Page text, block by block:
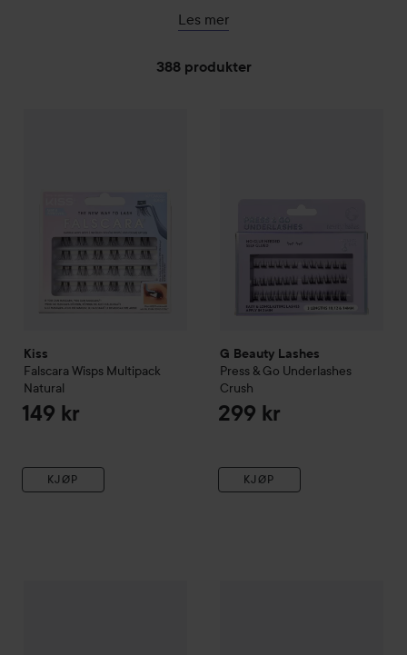
påføring.
Les mer
388 produkter
Kiss
Falscara Wisps Multipack
Natural
149 kr
KJØP
G Beauty Lashes
Press & Go Underlashes
Crush
299 kr
KJØP